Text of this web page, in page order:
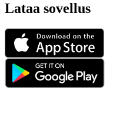
Lataa sovellus